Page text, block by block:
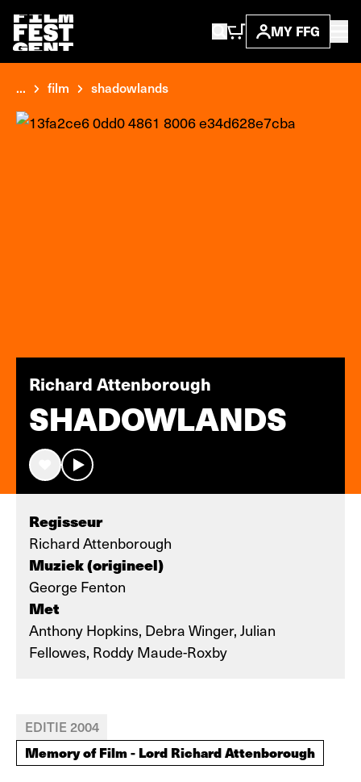
MY FFG
... film shadowlands
Richard Attenborough
SHADOWLANDS
Regisseur
Richard Attenborough
Muziek (origineel)
George Fenton
Met
Anthony Hopkins, Debra Winger, Julian
Fellowes, Roddy Maude-Roxby
EDITIE 2004
Memory of Film - Lord Richard Attenborough